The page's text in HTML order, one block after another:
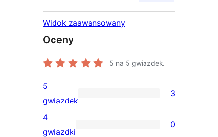
Widok zaawansowany
Oceny
5 na 5 gwiazdek.
3
recenzje
5-
5
gwiazdek
3
0
4
gwiazdki
0